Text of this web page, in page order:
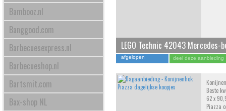
Bambooz.nl
Banggood.com
Barbecuesexpress.nl
Barbecueshop.nl
Bartsmit.com
Bax-shop NL
LEGO Technic 42043 Mercedes-
afgelopen deel deze aanbieding
Beste
62 x
Piazza